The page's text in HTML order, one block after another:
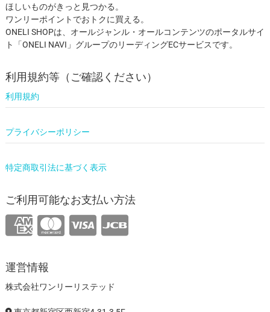
ほしいものがきっと見つかる。
ワンリーポイントでおトクに買える。
ONELI SHOPは、オールジャンル・オールコンテンツのポータルサイ
ト「ONELI NAVI」グループのリーディングECサービスです。
利用規約等（ご確認ください）
利用規約
プライバシーポリシー
特定商取引法に基づく表示
ご利用可能なお支払い方法
運営情報
株式会社ワンリーリステッド